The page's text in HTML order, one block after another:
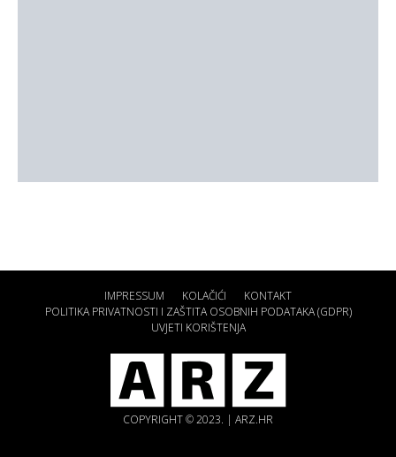
IMPRESSUM KOLAČIĆI
KONTAKT
POLITIKA PRIVATNOSTI I ZAŠTITA OSOBNIH PODATAKA (GDPR)
UVJETI KORIŠTENJA
COPYRIGHT © 2023. | ARZ.HR